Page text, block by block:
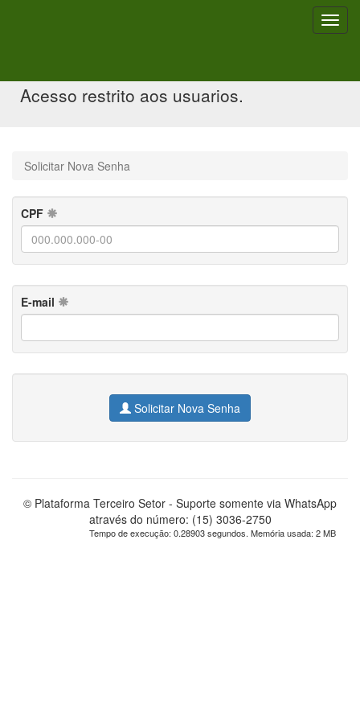
Acesso restrito aos usuarios.
Solicitar Nova Senha
CPF
E-mail
Solicitar Nova Senha
© Plataforma Terceiro Setor - Suporte somente via WhatsApp
através do número: (15) 3036-2750
Tempo de execução: 0.28903 segundos. Memória usada: 2 MB